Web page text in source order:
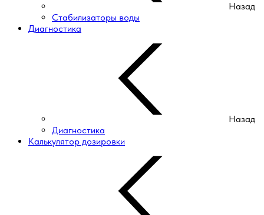
Назад
Стабилизаторы воды
Диагностика
Назад
Диагностика
Калькулятор дозировки